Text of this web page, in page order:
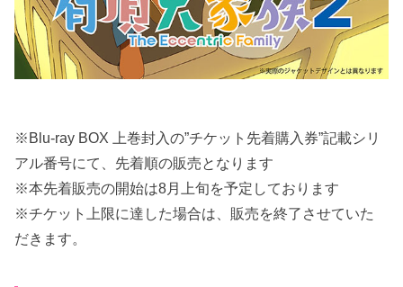
※Blu-ray BOX 上巻封入の”チケット先着購入券”記載シリ
アル番号にて、先着順の販売となります
※本先着販売の開始は8月上旬を予定しております
※チケット上限に達した場合は、販売を終了させていた
だきます。